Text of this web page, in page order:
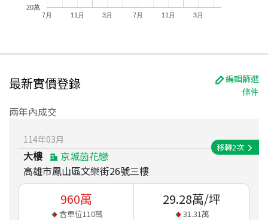
7月 11月 3月 7月 11月 3月
20萬
最新實價登錄
編輯篩選
條件
兩年內成交
114年03月
大樓
京城茵花戀
高雄市鳳山區文樂街26號三樓
移轉2次
960萬
含車位110萬
29.28萬/坪
31.31萬